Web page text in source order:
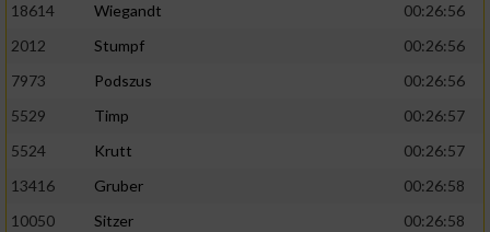
18614
Wiegandt
00:26:56
2012
Stumpf
00:26:56
7973
Podszus
00:26:56
5529
Timp
00:26:57
5524
Krutt
00:26:57
13416
Gruber
00:26:58
10050
Sitzer
00:26:58